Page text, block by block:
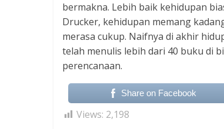
bermakna. Lebih baik kehidupan
Drucker, kehidupan memang
merasa cukup. Naifnya di akhir
telah menulis lebih dari 40 buku di
perencanaan.
Share on Facebook
Views: 2,198